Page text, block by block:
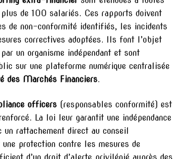
de 100 salariés. Ces rapports doivent
de non-conformité identifiés, les incidents
correctives adoptées. Ils font l’objet
un organisme indépendant et sont
sur une plateforme numérique centralisée
des Marchés Financiers.
officers (responsables conformité) est
La loi leur garantit une indépendance
un rattachement direct au conseil
une protection contre les mesures de